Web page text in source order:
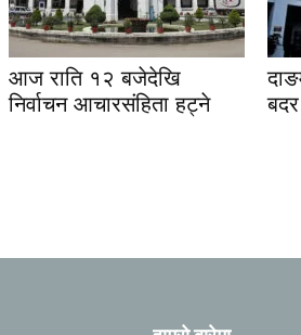
आज राति १२ बजेदेखि
निर्वाचन आचारसंहिता हट्ने
बदर